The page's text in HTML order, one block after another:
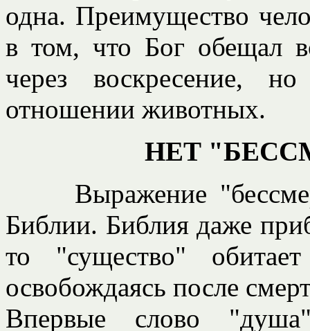
одна. Преимущество
в том, что Бог обещал
через воскресение,
отношении животных.
НЕТ
Выражение
Библии. Библия даже
то "существо"
освобождаясь после
Впервые слово